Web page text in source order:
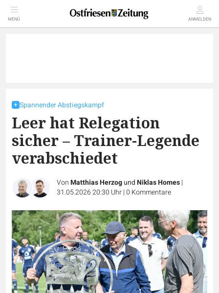
MENÜ ANMELDEN
Spannender Abstiegskampf
Leer hat Relegation
sicher – Trainer-Legende
verabschiedet
VonMatthias HerzogundNiklas Homes|
31.05.2026 20:30 Uhr|0 Kommentare